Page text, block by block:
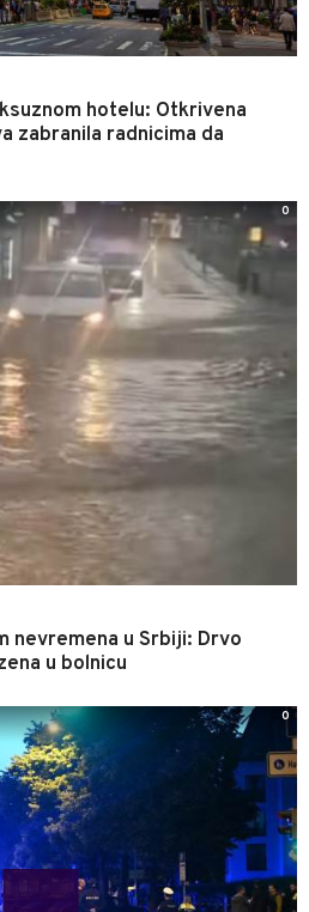
hotelu: Otkrivena
zabranila radnicima da
nevremena u Srbiji: Drvo
u bolnicu
0
0